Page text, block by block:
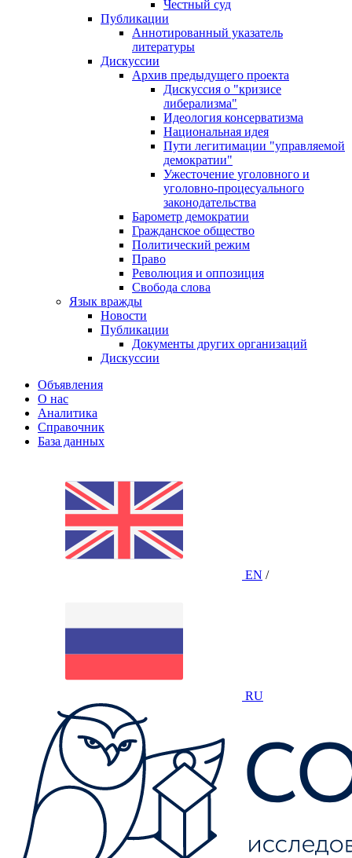
Честный суд
Публикации
Аннотированный указатель
литературы
Дискуссии
Архив предыдущего проекта
Дискуссия о "кризисе
либерализма"
Идеология консерватизма
Национальная идея
Пути легитимации "управляемой
демократии"
Ужесточение уголовного и
уголовно-процесуального
законодательства
Барометр демократии
Гражданское общество
Политический режим
Право
Революция и оппозиция
Свобода слова
Язык вражды
Новости
Публикации
Документы других организаций
Дискуссии
Объявления
О нас
Аналитика
Справочник
База данных
EN /
RU